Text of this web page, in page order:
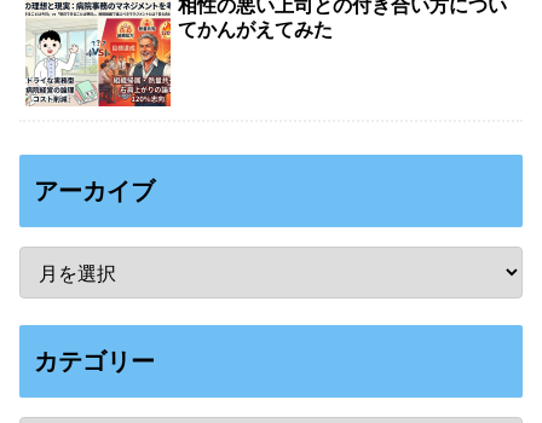
相性の悪い上司との付き合い方につい
てかんがえてみた
アーカイブ
カテゴリー